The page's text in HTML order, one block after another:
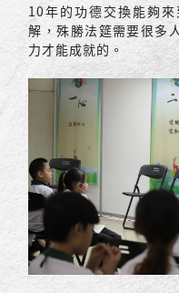
10年的功德交換能夠
解，殊勝法筵需要很多
力才能成就的。